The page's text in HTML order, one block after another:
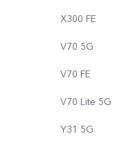
X300 FE
V70 5G
V70 FE
V70 Lite 5G
Y31 5G